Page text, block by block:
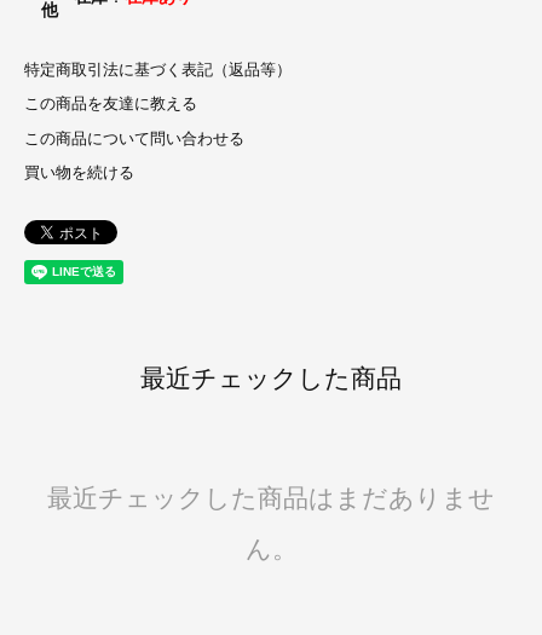
他
特定商取引法に基づく表記（返品等）
この商品を友達に教える
この商品について問い合わせる
買い物を続ける
最近チェックした商品
最近チェックした商品はまだありませ
ん。